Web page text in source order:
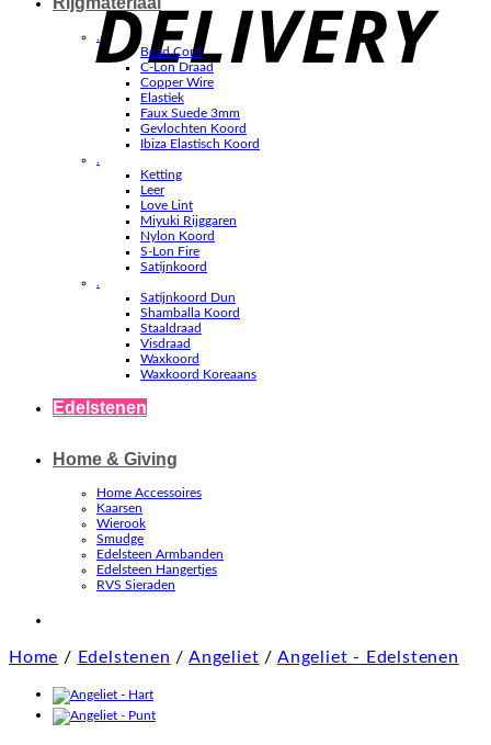
.
Bead Cord
C-Lon Draad
Copper Wire
Elastiek
Faux Suede 3mm
Gevlochten Koord
Ibiza Elastisch Koord
.
Ketting
Leer
Love Lint
Miyuki Rijggaren
Nylon Koord
S-Lon Fire
Satijnkoord
.
Satijnkoord Dun
Shamballa Koord
Staaldraad
Visdraad
Waxkoord
Waxkoord Koreaans
Edelstenen
Home & Giving
Home Accessoires
Kaarsen
Wierook
Smudge
Edelsteen Armbanden
Edelsteen Hangertjes
RVS Sieraden
Home / Edelstenen / Angeliet / Angeliet - Edelstenen